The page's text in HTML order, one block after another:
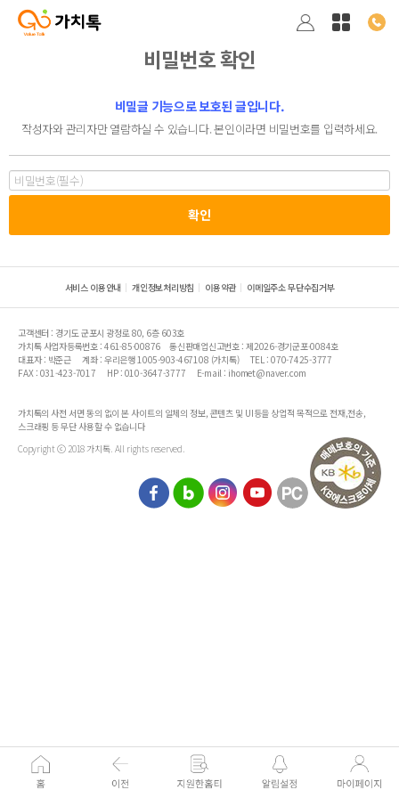
비밀번호 확인
비밀글 기능으로 보호된 글입니다.
작성자와 관리자만 열람하실 수 있습니다. 본인이라면 비밀번호를 입력하세요.
서비스 이용안내 개인정보처리방침 이용약관 이메일주소 무단수집거부
고객센터 : 경기도 군포시 광정로 80, 6층 603호
가치톡 사업자등록번호 : 461-85-00876
통신판매업신고번호 : 제2026-경기군포-0084호
대표자 : 박준근
계좌 : 우리은행 1005-903-467108 (가치톡)
TEL : 070-7425-3777
FAX : 031-423-7017
HP : 010-3647-3777 E-mail : ihomet@naver.com
가치톡의 사전 서면 동의 없이 본 사이트의 일체의 정보, 콘텐츠 및 UI등을 상업적 목적으로 전재,전송,
스크래핑 등 무단 사용할 수 없습니다
Copyright ⓒ 2018 가치톡. All rights reserved.